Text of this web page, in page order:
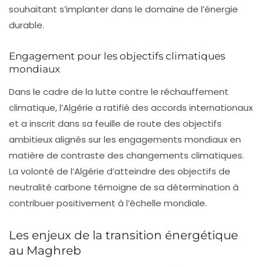
souhaitant s’implanter dans le domaine de l’énergie
durable.
Engagement pour les objectifs climatiques
mondiaux
Dans le cadre de la lutte contre le réchauffement
climatique, l’Algérie a ratifié des accords internationaux
et a inscrit dans sa feuille de route des objectifs
ambitieux alignés sur les engagements mondiaux en
matière de contraste des changements climatiques.
La volonté de l’Algérie d’atteindre des objectifs de
neutralité carbone témoigne de sa détermination à
contribuer positivement à l’échelle mondiale.
Les enjeux de la transition énergétique
au Maghreb